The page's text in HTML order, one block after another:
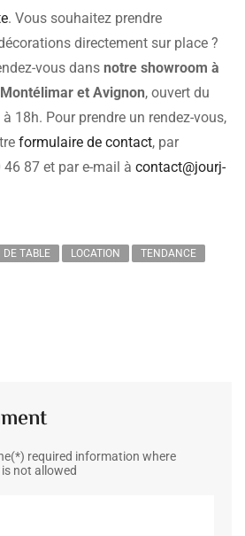
. Vous souhaitez prendre
directement sur place ?
vous dans notre showroom à
et Avignon, ouvert du
18h. Pour prendre un rendez-vous,
formulaire de contact, par
87 et par e-mail à contact@jourj-
DE TABLE LOCATION TENDANCE
required information where
not allowed